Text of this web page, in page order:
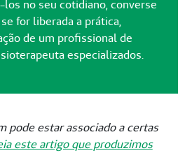
no seu cotidiano, converse
for liberada a prática,
de um profissional de
especializados.
pode estar associado a certas
este artigo que produzimos